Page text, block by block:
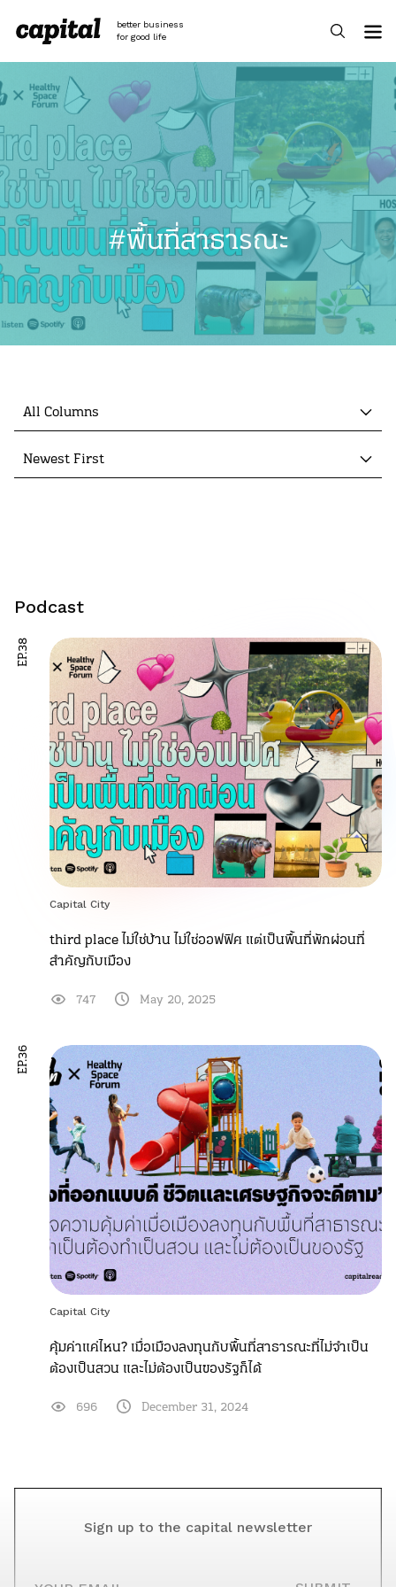
content
better business
for good life
#พื้นที่สาธารณะ
All Columns
Newest First
Podcast
Capital City
third place ไม่ใช่บ้าน ไม่ใช่ออฟฟิศ แต่เป็นพื้นที่พักผ่อนที่
สำคัญกับเมือง
EP.38
747 May 20, 2025
Capital City
คุ้มค่าแค่ไหน? เมื่อเมืองลงทุนกับพื้นที่สาธารณะที่ไม่จำเป็น
ต้องเป็นสวน และไม่ต้องเป็นของรัฐก็ได้
EP.36
696 December 31, 2024
Sign up to the capital newsletter